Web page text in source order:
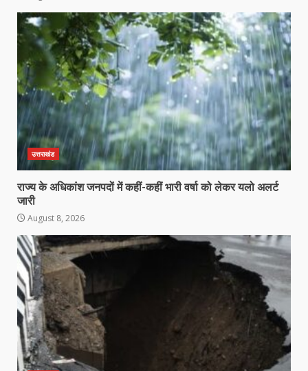
उत्तराखंड
राज्य के अधिकांश जनपदों में कहीं-कहीं भारी वर्षा को लेकर यलो अलर्ट
जारी
August 8, 2026